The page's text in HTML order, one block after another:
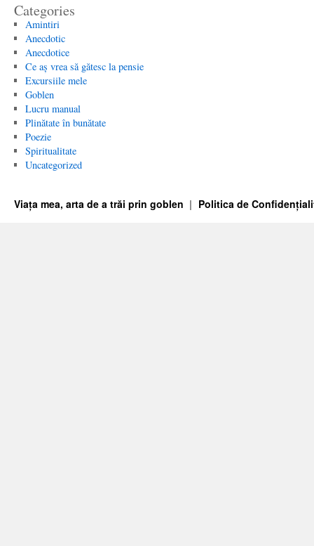
Categories
Amintiri
Anecdotic
Anecdotice
Ce aș vrea să gătesc la pensie
Excursiile mele
Goblen
Lucru manual
Plinătate în bunătate
Poezie
Spiritualitate
Uncategorized
Viața mea, arta de a trăi prin goblen Politica de